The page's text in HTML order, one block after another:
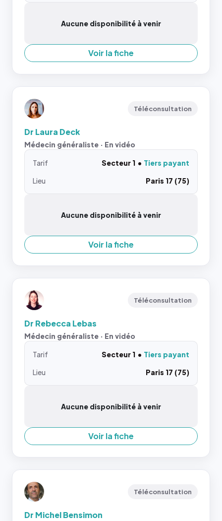
Aucune disponibilité à venir
Voir la fiche
Téléconsultation
Dr Laura Deck
Médecin généraliste · En vidéo
Tarif Secteur 1
Tiers payant
Lieu
Paris 17 (75)
Aucune disponibilité à venir
Voir la fiche
Téléconsultation
Dr Rebecca Lebas
Médecin généraliste · En vidéo
Tarif Secteur 1
Tiers payant
Lieu
Paris 17 (75)
Aucune disponibilité à venir
Voir la fiche
Téléconsultation
Dr Michel Bensimon